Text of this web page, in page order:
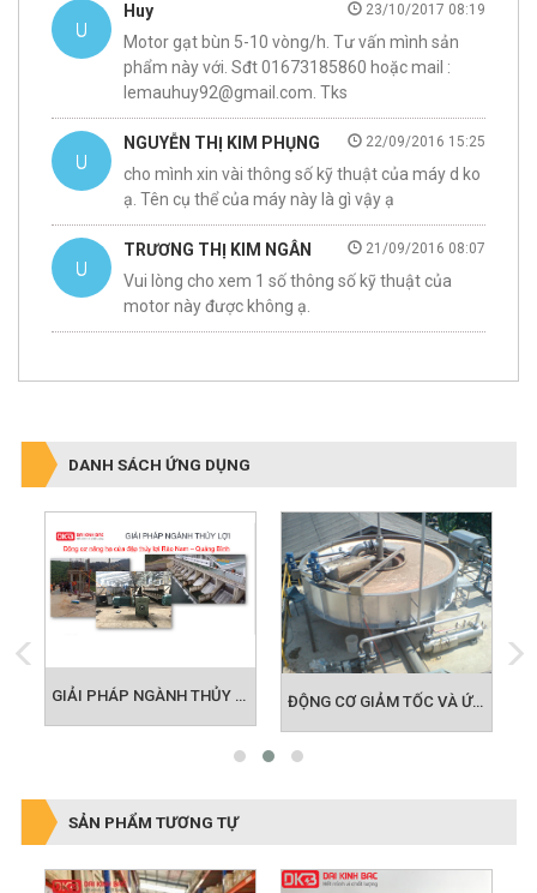
Huy 23/10/2017 08:19
Motor gạt bùn 5-10 vòng/h. Tư vấn mình sản
phẩm này với. Sđt 01673185860 hoặc mail :
lemauhuy92@gmail.com. Tks
NGUYỄN THỊ KIM PHỤNG 22/09/2016 15:25
cho mình xin vài thông số kỹ thuật của máy d ko
ạ. Tên cụ thể của máy này là gì vậy ạ
TRƯƠNG THỊ KIM NGÂN 21/09/2016 08:07
Vui lòng cho xem 1 số thông số kỹ thuật của
motor này được không ạ.
DANH SÁCH ỨNG DỤNG
GIẢI PHÁP NGÀNH THỦY LỢI - NÔNG NGHIỆP ĐỘNG CƠ GIẢM TỐC VÀ ỨNG DỤNG BỂ ADF TRONG LĨNH VỰC MÔI TRƯỜNG
SẢN PHẨM TƯƠNG TỰ